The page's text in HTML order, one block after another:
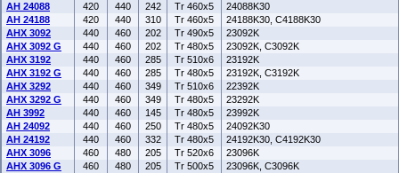
AH 24088
420 440 242 Tr 460x5
24088K30
AH 24188
420 440 310 Tr 460x5
24188K30, C4188K30
AHX 3092
440 460 202 Tr 490x5
23092K
AHX 3092 G
440 460 202 Tr 480x5
23092K, C3092K
AHX 3192
440 460 285 Tr 510x6
23192K
AHX 3192 G
440 460 285 Tr 480x5
23192K, C3192K
AHX 3292
440 460 349 Tr 510x6
22392K
AHX 3292 G
440 460 349 Tr 480x5
23292K
AH 3992
440 460 145 Tr 480x5
23992K
AH 24092
440 460 250 Tr 480x5
24092K30
AH 24192
440 460 332 Tr 480x5
24192K30, C4192K30
AHX 3096
460 480 205 Tr 520x6
23096K
AHX 3096 G
460 480 205 Tr 500x5
23096K, C3096K